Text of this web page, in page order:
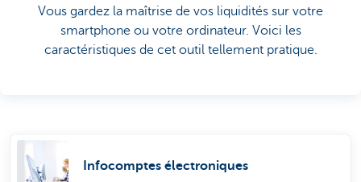
Vous gardez la maîtrise de vos liquidités sur votre
smartphone ou votre ordinateur. Voici les
caractéristiques de cet outil tellement pratique.
Infocomptes électroniques